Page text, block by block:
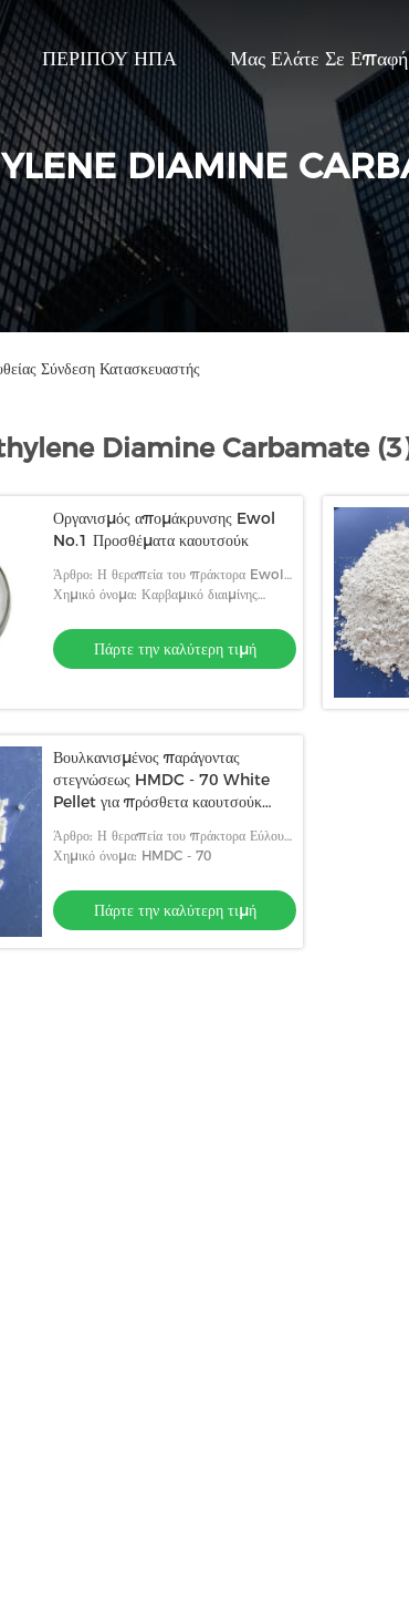
ΠΕΡΙΠΟΥ ΗΠΑ Μας Ελάτε Σε
DIAMINE
Σύνδεση Κατασκευαστής
Diamine Carbamate
Οργανισμός απομάκρυνσης Ewol
No.1 Προσθέματα καουτσούκ
Άρθρο: Η θεραπεία του πράκτορα Ewol
Νο1-2
Χημικό όνομα: Καρβαμικό διαιμίνης
Πάρτε την καλύτερη τιμή
Βουλκανισμένος παράγοντας
στεγνώσεως HMDC - 70 White
Pellet για πρόσθετα καουτσούκ
Άρθρο: Η θεραπεία του πράκτορα Εύλου
Νο.2
Χημικό όνομα: HMDC - 70
Πάρτε την καλύτερη τιμή